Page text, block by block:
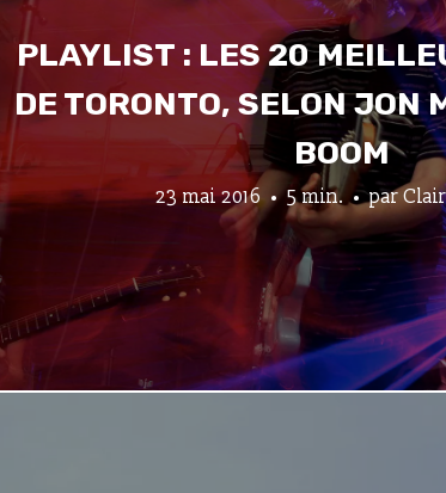
PLAYLIST : LES 20
DE TORONTO, SELON JON
BOOM
23 mai 2016 5 min. par